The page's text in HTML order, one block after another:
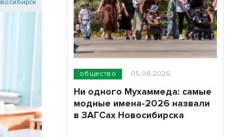
общество 05.08.2026
Ни одного Мухаммеда: самые
модные имена-2026 назвали
в ЗАГСах Новосибирска